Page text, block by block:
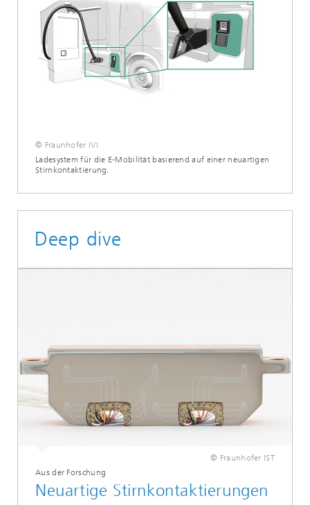
© Fraunhofer IVI
Ladesystem für die E-Mobilität basierend auf einer neuartigen
Stirnkontaktierung.
Deep dive
© Fraunhofer IST
Aus der Forschung
Neuartige Stirnkontaktierungen